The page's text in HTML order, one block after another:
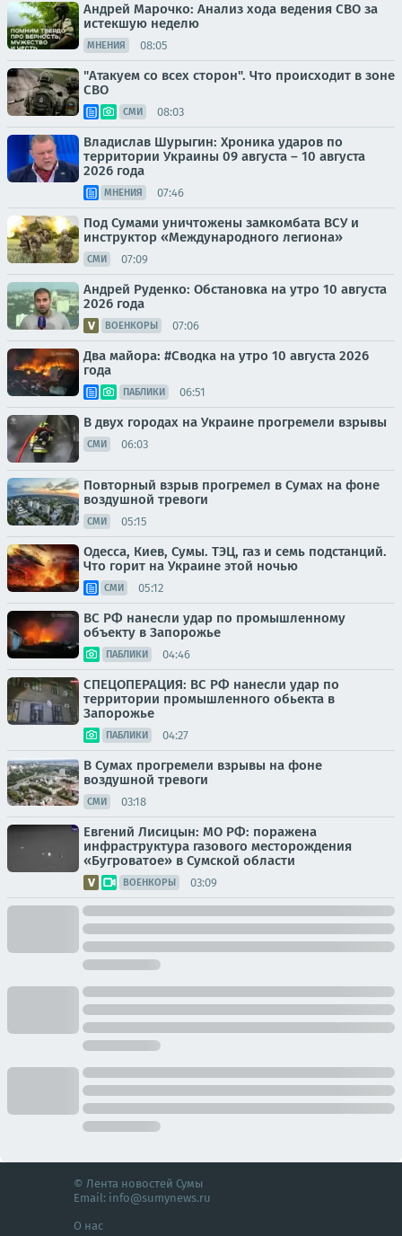
Андрей Марочко: Анализ хода ведения СВО за
истекшую неделю
МНЕНИЯ 08:05
"Атакуем со всех сторон". Что происходит в зоне
СВО
СМИ 08:03
Владислав Шурыгин: Хроника ударов по
территории Украины 09 августа – 10 августа
2026 года
МНЕНИЯ 07:46
Под Сумами уничтожены замкомбата ВСУ и
инструктор «Международного легиона»
СМИ 07:09
Андрей Руденко: Обстановка на утро 10 августа
2026 года
ВОЕНКОРЫ 07:06
Два майора: #Сводка на утро 10 августа 2026
года
ПАБЛИКИ 06:51
В двух городах на Украине прогремели взрывы
СМИ 06:03
Повторный взрыв прогремел в Сумах на фоне
воздушной тревоги
СМИ 05:15
Одесса, Киев, Сумы. ТЭЦ, газ и семь подстанций.
Что горит на Украине этой ночью
СМИ 05:12
ВС РФ нанесли удар по промышленному
объекту в Запорожье
ПАБЛИКИ 04:46
СПЕЦОПЕРАЦИЯ: ВС РФ нанесли удар по
территории промышленного обьекта в
Запорожье
ПАБЛИКИ 04:27
В Сумах прогремели взрывы на фоне
воздушной тревоги
СМИ 03:18
Евгений Лисицын: МО РФ: поражена
инфраструктура газового месторождения
«Бугроватое» в Сумской области
ВОЕНКОРЫ 03:09
© Лента новостей Сумы
Email: info@sumynews.ru
О нас